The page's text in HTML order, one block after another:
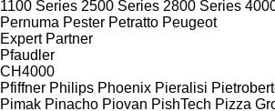
1100 Series 2500 Series 2800 Series
Pernuma Pester Petratto Peugeot
Expert Partner
Pfaudler
CH4000
Pfiffner Philips Phoenix Pieralisi
Pimak Pinacho Piovan PishTech Pizza